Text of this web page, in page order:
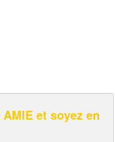
et soyez en